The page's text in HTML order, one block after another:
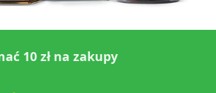
10 zł na zakupy